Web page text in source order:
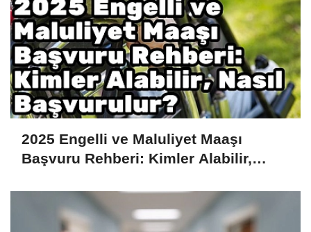
2025 Engelli ve Maluliyet Maaşı
Başvuru Rehberi: Kimler Alabilir,